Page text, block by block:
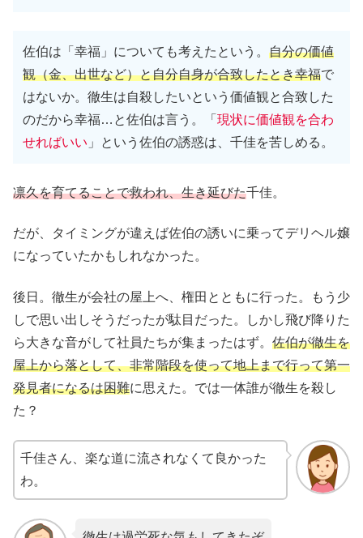
佐伯は「幸福」についても考えたという。 自分の価値
観（金、出世など）と自分自身が合致したとき幸福で
はないか。徹生は自殺したいという価値観と合致した
のだから幸福…と佐伯は言う。「 現状に価値観を合わ
せればいい 」という佐伯の誘惑は、千佳を苦しめる。
凛久を育てることで救われ、生き延びた千佳。
だが、タイミングが違えば佐伯の誘いに乗ってデリヘル嬢
になっていたかもしれなかった。
後日。徹生が会社の屋上へ、権田とともに行った。もう少
しで思い出しそうだったが駄目だった。しかし飛び降りた
ら大きな音がして社員たちが集まったはず。 佐伯が徹生を
屋上から落として、非常階段を使って地上まで行って第一
発見者になるは困難に思えた。では一体誰が徹生を殺し
た？
千佳さん、楽な道に流されなくて良かった
わ。